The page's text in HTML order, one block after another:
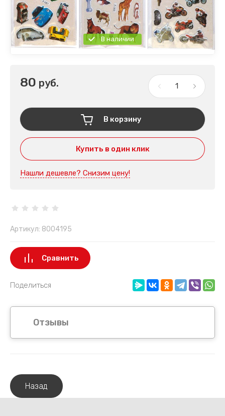
В наличии
80 руб.
В корзину
Купить в один клик
Нашли дешевле? Снизим цену!
Артикул: 8004195
Сравнить
Поделиться
Отзывы
Назад